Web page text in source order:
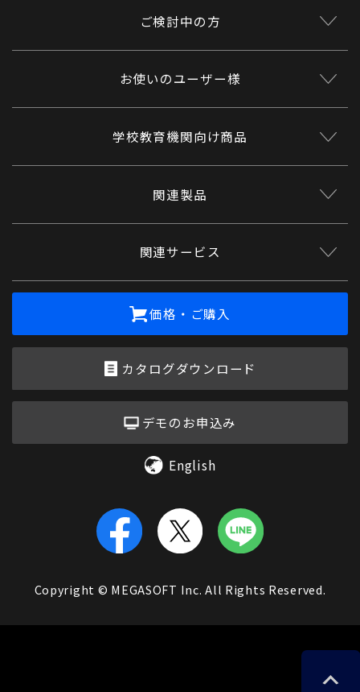
ご検討中の方
お使いのユーザー様
学校教育機関向け商品
関連製品
関連サービス
価格・ご購入
カタログダウンロード
デモのお申込み
English
Copyright © MEGASOFT Inc. All Rights Reserved.